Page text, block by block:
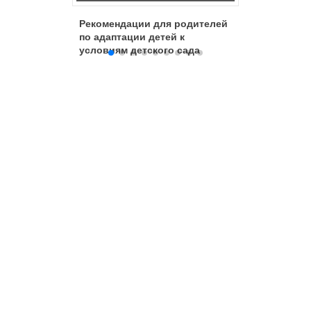
Рекомендации для родителей
по адаптации детей к
условиям детского сада